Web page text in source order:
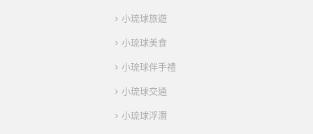
小琉球旅遊
小琉球美食
小琉球伴手禮
小琉球交通
小琉球浮潛